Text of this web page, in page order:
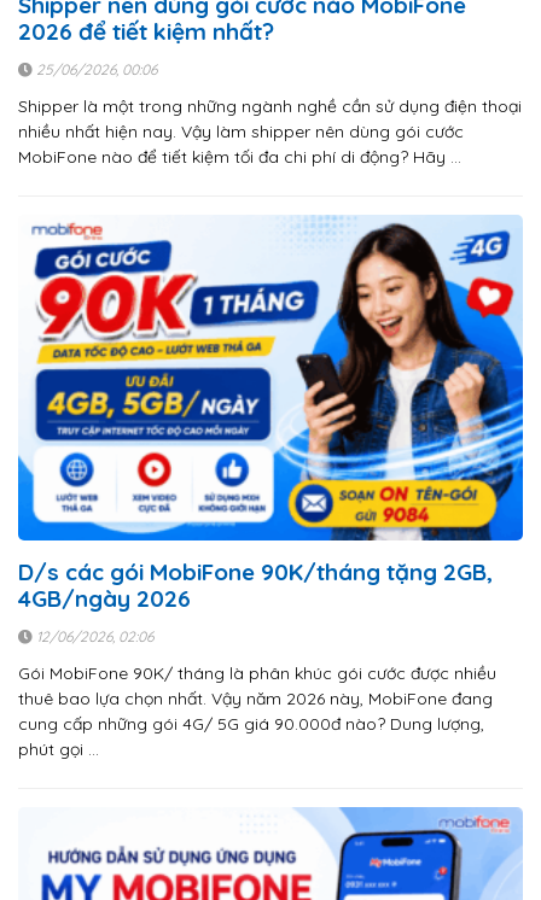
2026 để tiết kiệm nhất?
25/06/2026, 00:06
Shipper là một trong những ngành nghề cần sử dụng điện thoại
nhiều nhất hiện nay. Vậy làm shipper nên dùng gói cước
MobiFone nào để tiết kiệm tối đa chi phí di động? Hãy …
D/s các gói MobiFone 90K/tháng tặng 2GB,
4GB/ngày 2026
12/06/2026, 02:06
Gói MobiFone 90K/ tháng là phân khúc gói cước được nhiều
thuê bao lựa chọn nhất. Vậy năm 2026 này, MobiFone đang
cung cấp những gói 4G/ 5G giá 90.000đ nào? Dung lượng,
phút gọi …